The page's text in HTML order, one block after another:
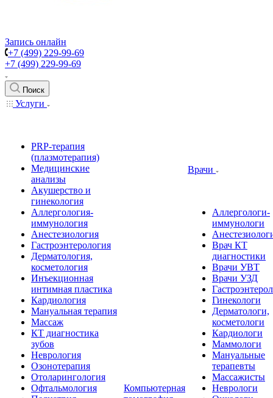
Запись онлайн
+7 (499) 229-99-69
+7 (499) 229-99-69
Поиск
Услуги
PRP-терапия
(плазмотерапия)
Медицинские
анализы
Акушерство и
гинекология
Аллергология-
иммунология
Анестезиология
Гастроэнтерология
Дерматология,
косметология
Инъекционная
интимная пластика
Кардиология
Мануальная терапия
Массаж
КТ диагностика
зубов
Неврология
Озонотерапия
Отоларингология
Офтальмология
Компьютерная
Врачи
Аллергологи-
иммунологи
Врач КТ
диагностики
Врачи УВТ
Врачи УЗД
Гинекологи
Дерматологи,
косметологи
Кардиологи
Маммологи
Мануальные
терапевты
Массажисты
Неврологи